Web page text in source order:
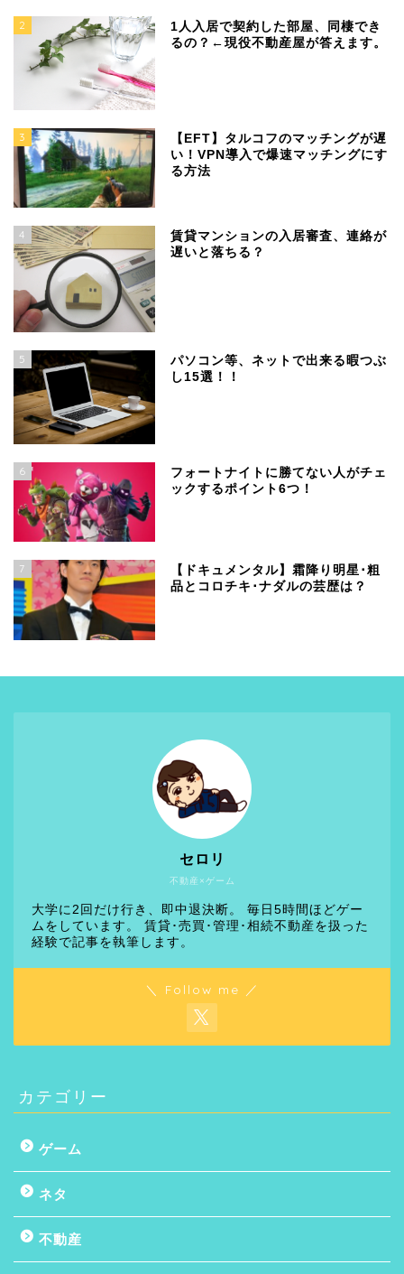
2
1人入居で契約した部屋、同棲でき
るの？←現役不動産屋が答えます。
3
【EFT】タルコフのマッチングが遅
い！VPN導入で爆速マッチングにす
る方法
4
賃貸マンションの入居審査、連絡が
遅いと落ちる？
5
パソコン等、ネットで出来る暇つぶ
し15選！！
6
フォートナイトに勝てない人がチェ
ックするポイント6つ！
7
【ドキュメンタル】霜降り明星･粗
品とコロチキ･ナダルの芸歴は？
不動産×ゲーム
セロリ
大学に2回だけ行き、即中退決断。 毎日5時間ほどゲー
ムをしています。 賃貸･売買･管理･相続不動産を扱った
経験で記事を執筆します。
＼ Follow me ／
カテゴリー
ゲーム
ネタ
不動産